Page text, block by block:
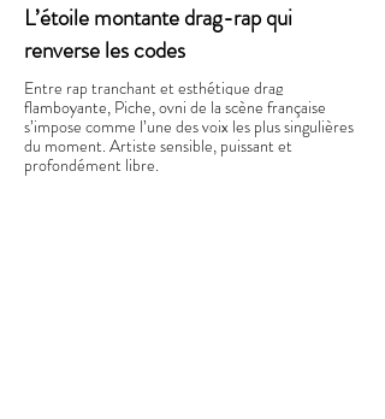
L’étoile montante drag-rap qui
renverse les codes
Entre rap tranchant et esthétique drag
flamboyante, Piche,ovni de la scène française
s’impose comme l’une des voix les plus singulières
du moment. Artiste sensible, puissant et
profondément libre.